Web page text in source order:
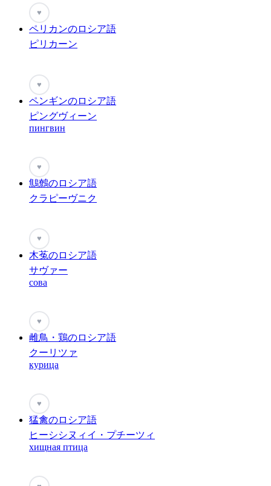
♥
ペリカンのロシア語
ピリカーン
♥
ペンギンのロシア語
ピングヴィーン
пингвин
♥
鷦鷯のロシア語
クラピーヴニク
♥
木菟のロシア語
サヴァー
сова
♥
雌鳥・鶏のロシア語
クーリツァ
курица
♥
猛禽のロシア語
ヒーシシヌィイ・プチーツィ
хищная птица